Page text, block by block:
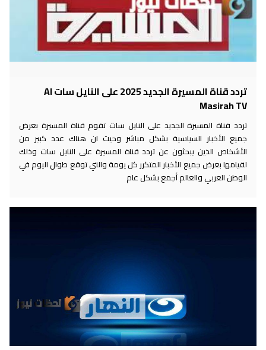
تردد قناة المسيرة الجديد 2025 على النايل سات Al
Masirah TV
تردد قناة المسيرة الجديد على النايل سات تقوم قناة المسيرة بعرض
جميع الأخبار السياسية بشكل مباشر وحيث ان هناك عدد كبير من
الأشخاص الذين يبحثون عن تردد قناة المسيرة على النايل سات وذلك
لقيامها بعرض جميع الأخبار المتكرر كل يومة والتي توقع طوال اليوم في
الوطن العربي والعالم أجمع بشكل عام